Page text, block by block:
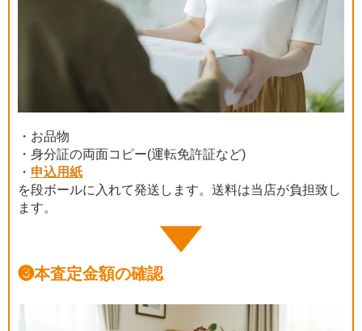
・お品物
・身分証の両面コピー(運転免許証など)
・ 申込用紙
を段ボールに入れて発送します。送料は当店が負担致し
ます。
❸本査定金額の確認